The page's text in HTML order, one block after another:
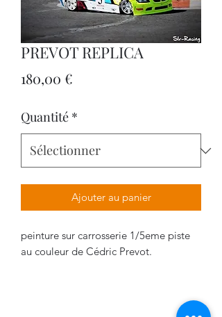
PREVOT REPLICA
180,00 €
Quantité *
Ajouter au panier
peinture sur carrosserie 1/5eme piste
au couleur de Cédric Prevot.